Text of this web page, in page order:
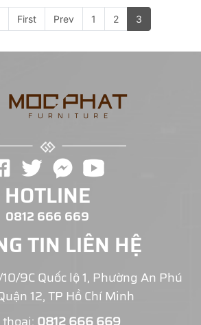
First Prev 1 2 3
HOTLINE
0812 666 669
TIN LIÊN HỆ
9C Quốc lộ 1, Phường An Phú
12, TP Hồ Chí Minh